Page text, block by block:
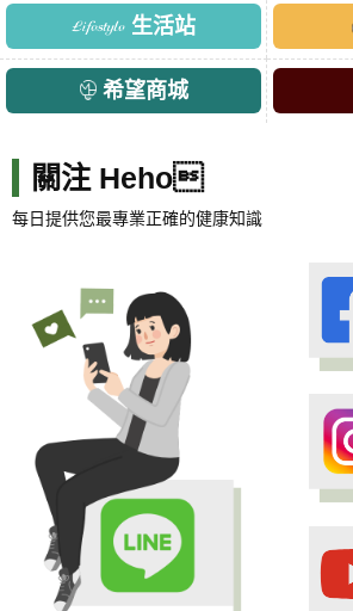
生活站
希望商城
關注 Heho
每日提供您最專業正確的健康知識